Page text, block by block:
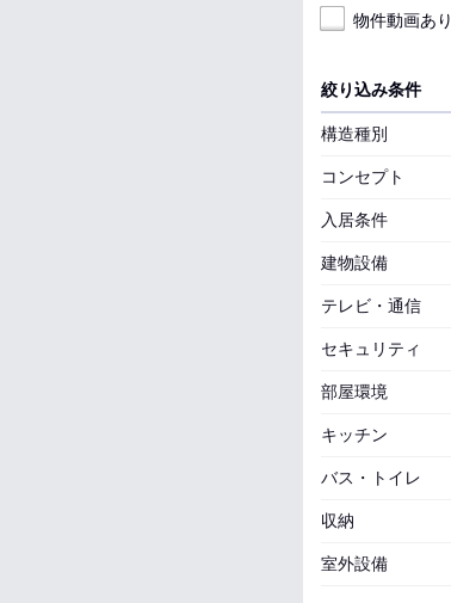
物件動画あり
絞り込み条件
構造種別
コンセプト
入居条件
建物設備
テレビ・通信
セキュリティ
部屋環境
キッチン
バス・トイレ
収納
室外設備